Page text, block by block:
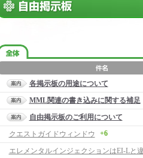
各掲示板の用途について
MML関連の書き込みに関する補足
自由掲示板のご利用について
クエストガイドウィンドウ
+6